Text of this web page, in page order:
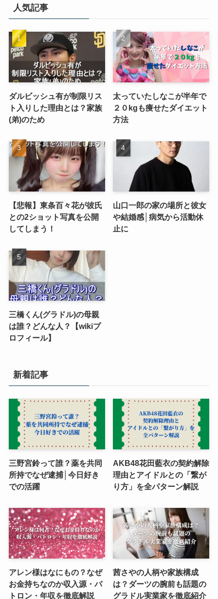
人気記事
ダルビッシュ有が制限リス
ト入りした理由とは？家族
(弟)のため
太っていたしなこが半年で
２０kgも痩せたダイエット
方法
【悲報】東条百々花が彼氏
との2ショット写真を公開
してしまう！
山口一郎の家の場所と彼女
や結婚感│病気から活動休
止に
三橋くん(グラドル)の母親
は誰？どんな人？【wikiプ
ロフィール】
新着記事
三野宮鈴って誰？薬を共同
所持でなぜ逮捕│今日好き
での活躍
AKB48花田藍衣の契約解除
理由とアイドルとの「繋が
り方」を全パターン解説
アレン様はなにもの？なぜ
お金持ちなのか収入源・パ
トロン・年収を徹底解説
茜さやの人柄や家族構成
は？ダーツの腕前も話題の
グラドル実業家を徹底紹介